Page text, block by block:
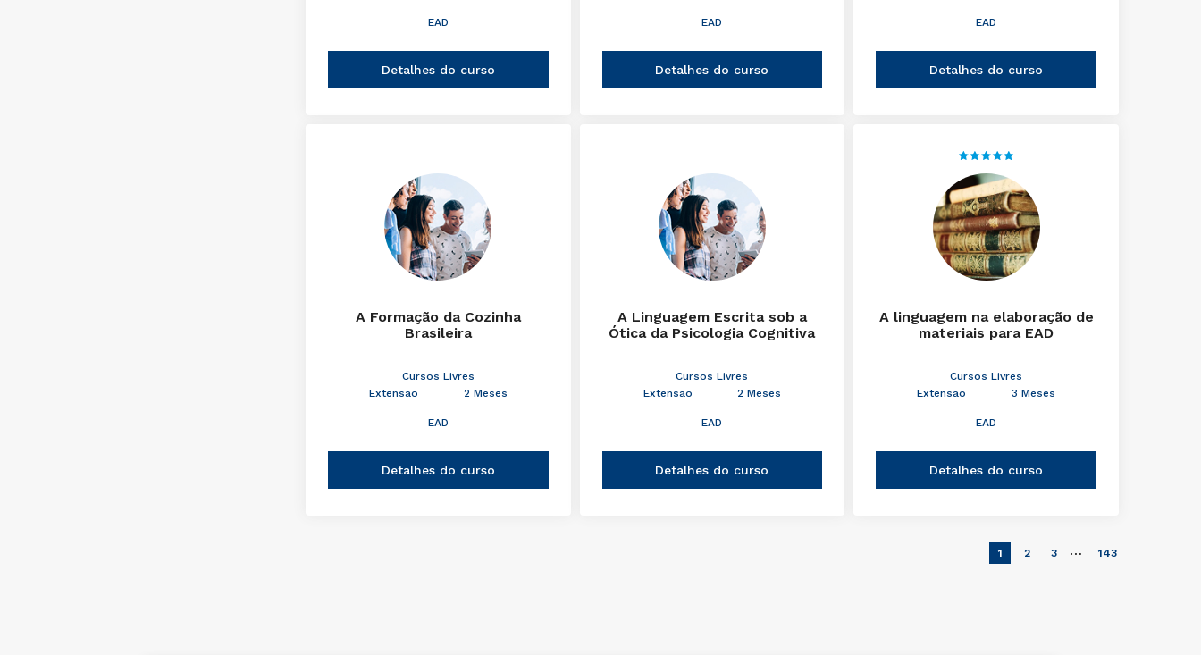
EAD
Detalhes do curso
EAD
Detalhes do curso
EAD
Detalhes do curso
A Formação da Cozinha
Brasileira
Cursos Livres
Extensão
2 Meses
EAD
Detalhes do curso
A Linguagem Escrita sob a
Ótica da Psicologia Cognitiva
Cursos Livres
Extensão
2 Meses
EAD
Detalhes do curso
A linguagem na elaboração de
materiais para EAD
Cursos Livres
Extensão
3 Meses
EAD
Detalhes do curso
1 2 3 … 143